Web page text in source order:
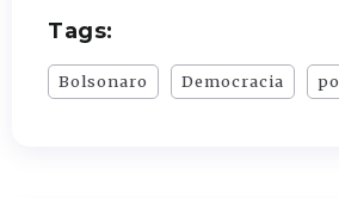
Tags:
Bolsonaro Democracia